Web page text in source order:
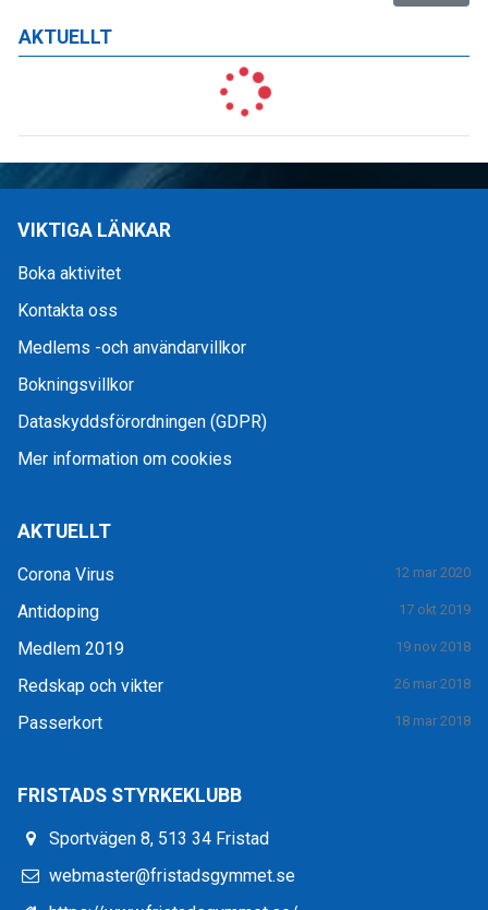
AKTUELLT
VIKTIGA LÄNKAR
Boka aktivitet
Kontakta oss
Medlems -och användarvillkor
Bokningsvillkor
Dataskyddsförordningen (GDPR)
Mer information om cookies
AKTUELLT
Corona Virus 12 mar 2020
Antidoping 17 okt 2019
Medlem 2019 19 nov 2018
Redskap och vikter 26 mar 2018
Passerkort 18 mar 2018
FRISTADS STYRKEKLUBB
Sportvägen 8, 513 34 Fristad
webmaster@fristadsgymmet.se